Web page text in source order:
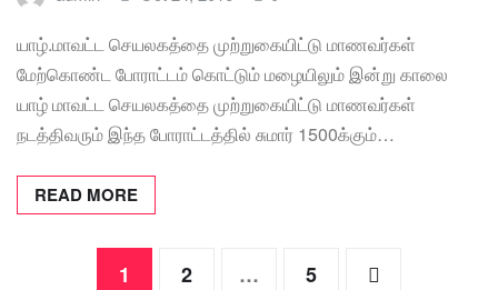
யாழ்.மாவட்ட செயலகத்தை முற்றுகையிட்டு மாணவர்கள்
மேற்கொண்ட போராட்டம் கொட்டும் மழையிலும் இன்று காலை
யாழ் மாவட்ட செயலகத்தை முற்றுகையிட்டு மாணவர்கள்
நடத்திவரும் இந்த போராட்டத்தில் சுமார் 1500க்கும்…
READ MORE
1 2 … 5